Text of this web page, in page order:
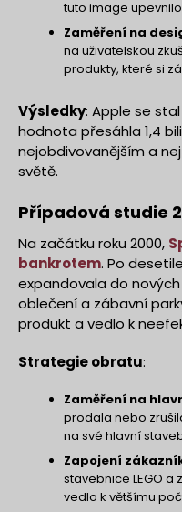
tuto image
Zaměření na
na uživatelskou
produkty, které si
Výsledky: Apple se
hodnota přesáhla 1,4
nejobdivovanějším a
světě.
Případová studie
Na začátku roku 2000,
bankrotem. Po
expandovala do
oblečení a zábavní
produkt a vedlo k
Strategie obratu:
Zaměření na
prodala nebo
na své hlavní
Zapojení
stavebnice LEGO
vedlo k většímu